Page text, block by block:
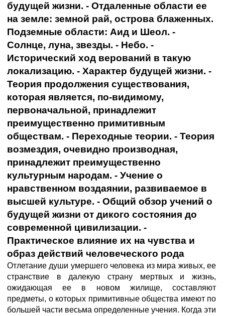
будущей жизни. - Отдаленные области ее
на земле: земной рай, острова блаженных.
Подземные области: Аид и Шеол. -
Солнце, луна, звезды. - Небо. -
Исторический ход верований в такую
локализацию. - Характер будущей жизни. -
Теория продолжения существования,
которая является, по-видимому,
первоначальной, принадлежит
преимущественно примитивным
обществам. - Переходные теории. - Теория
возмездия, очевидно производная,
принадлежит преимущественно
культурным народам. - Учение о
нравственном воздаянии, развиваемое в
высшей культуре. - Общий обзор учений о
будущей жизни от дикого состояния до
современной цивилизации. -
Практическое влияние их на чувства и
образ действий человеческого рода
Отлетание души умершего человека из мира живых, ее
странствие в далекую страну мертвых и жизнь,
ожидающая ее в новом жилище, составляют
предметы, о которых примитивные общества имеют по
большей части весьма определенные учения. Когда эти